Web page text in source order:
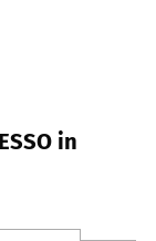
in